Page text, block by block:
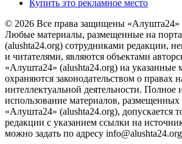
Купить это рекламное место
© 2026 Все права защищены «Алушта24»
Любые материалы, размещенные на
(alushta24.org) сотрудниками редакции,
и читателями, являются объектами
«Алушта24» (alushta24.org) на указанные
охраняются законодательством о правах
интеллектуальной деятельности. Полное
использование материалов, размещенных
«Алушта24» (alushta24.org), допускается
редакции с указанием ссылки на
можно задать по адресу